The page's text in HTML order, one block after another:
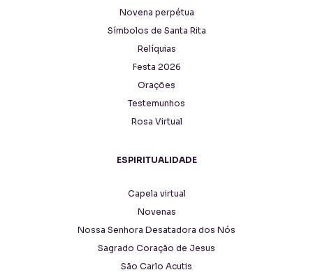
Novena perpétua
Símbolos de Santa Rita
Relíquias
Festa 2026
Orações
Testemunhos
Rosa Virtual
ESPIRITUALIDADE
Capela virtual
Novenas
Nossa Senhora Desatadora dos Nós
Sagrado Coração de Jesus
São Carlo Acutis